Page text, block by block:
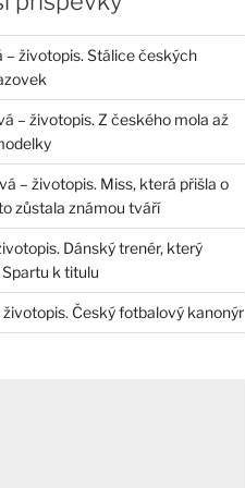
– životopis. Stálice českých
– životopis. Z českého mola až
– životopis. Miss, která přišla o
zůstala známou tváří
Dánský trenér, který
k titulu
Český fotbalový kanonýr